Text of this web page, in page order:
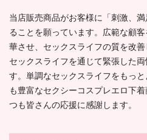
当店販売商品がお客様に「刺激、
ることを願っています。広範な顧
華させ、セックスライフの質を改善
セックスライフを通じて緊張した
す。単調なセックスライフをもっ
も豊富なセクシーコスプレエロ下
つも皆さんの応援に感謝します。